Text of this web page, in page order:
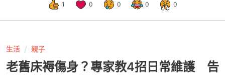
1 0 0 0 0
生活 親子
老舊床褥傷身？專家教4招日常維護 告